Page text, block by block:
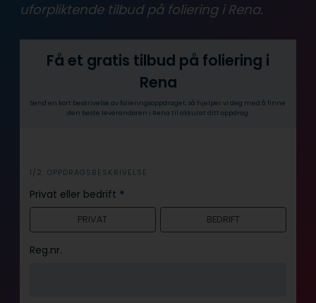
uforpliktende tilbud på foliering i Rena.
Få et gratis tilbud på foliering i
Rena
Send en kort beskrivelse av folieringsoppdraget, så hjelper vi deg med å finne
den beste leverandøren i Rena til akkurat ditt oppdrag.
i
n
n
o
l
1/2: OPPDRAGSBESKRIVELSE
Privat eller bedrift *
PRIVAT BEDRIFT
Reg.nr.